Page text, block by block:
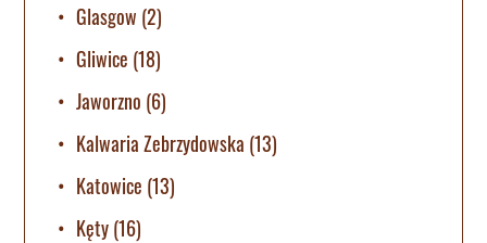
Glasgow (2)
Gliwice (18)
Jaworzno (6)
Kalwaria Zebrzydowska (13)
Katowice (13)
Kęty(16)